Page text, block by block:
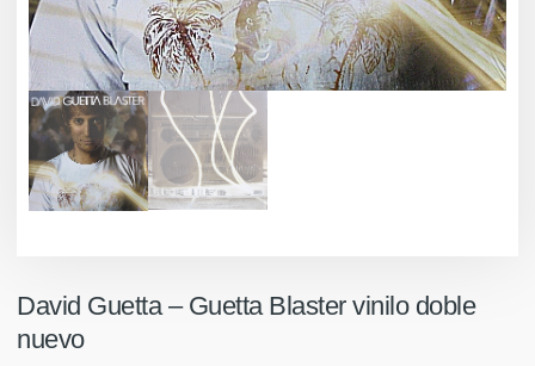
David Guetta – Guetta Blaster vinilo doble
nuevo